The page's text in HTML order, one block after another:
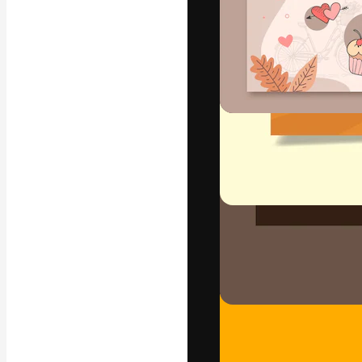
La piattaforma
migliori lavori.
creativi,
Italiano